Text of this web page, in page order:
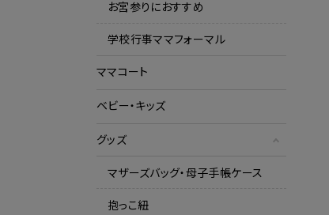
お宮参りにおすすめ
学校行事ママフォーマル
ママコート
ベビー・キッズ
グッズ
マザーズバッグ・母子手帳ケース
抱っこ紐